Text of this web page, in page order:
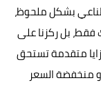
بشكل ملحوظ،
فقط، بل ركزنا على
متقدمة تستحق
منخفضة السعر